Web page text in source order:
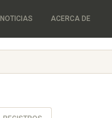
NOTICIAS ACERCA DE